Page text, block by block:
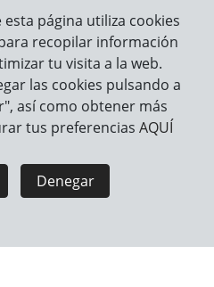
PERRO (150X19,5X0,01)
BEEZTEES JUGUETE
PESCAR
página utiliza cookies
recopilar información
tu visita a la web.
las cookies pulsando a
así como obtener más
tus preferencias AQUÍ
Denegar